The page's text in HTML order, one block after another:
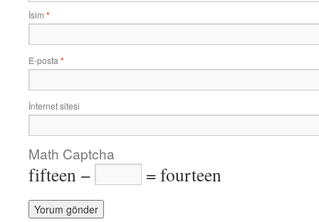
İsim *
E-posta *
İnternet sitesi
Math Captcha
fifteen − = fourteen